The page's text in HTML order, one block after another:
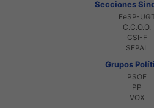
Secciones
FeSP-
C.C.O.O.
CSI-F
SEPAL
Grupos
PSOE
PP
VOX